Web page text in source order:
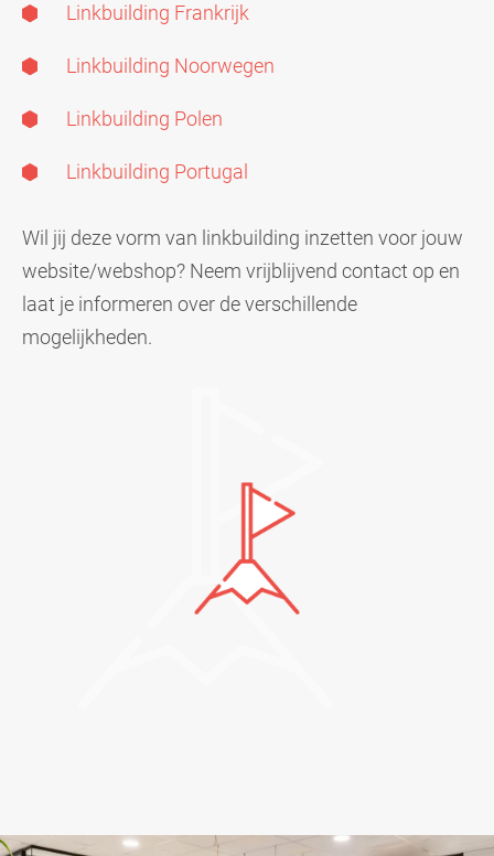
Linkbuilding Frankrijk
Linkbuilding Noorwegen
Linkbuilding Polen
Linkbuilding Portugal
Wil jij deze vorm van linkbuilding inzetten voor jouw
website/webshop? Neem vrijblijvend contact op en
laat je informeren over de verschillende
mogelijkheden.